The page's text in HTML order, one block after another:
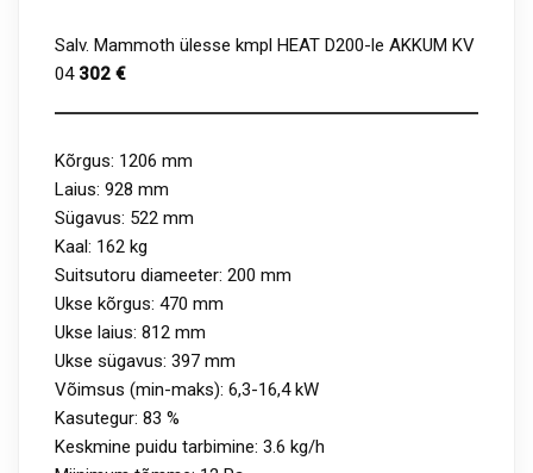
Salv. Mammoth ülesse kmpl HEAT D200-le AKKUM KV
04 302 €
Kõrgus: 1206 mm
Laius: 928 mm
Sügavus: 522 mm
Kaal: 162 kg
Suitsutoru diameeter: 200 mm
Ukse kõrgus: 470 mm
Ukse laius: 812 mm
Ukse sügavus: 397 mm
Võimsus (min-maks): 6,3-16,4 kW
Kasutegur: 83 %
Keskmine puidu tarbimine: 3.6 kg/h